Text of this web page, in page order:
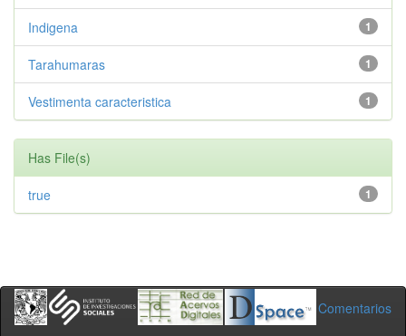
1
Indigena
1
Tarahumaras
1
Vestimenta caracteristica
Has File(s)
1
true
Comentarios